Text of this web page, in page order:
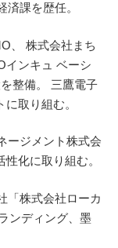
課を歴任。
、 株式会社まち
インキュ ベーシ
整備。 三鷹電子
取り組む。
ージメント株式会
化に取り組む。
「株式会社ローカ
ンディング、墨